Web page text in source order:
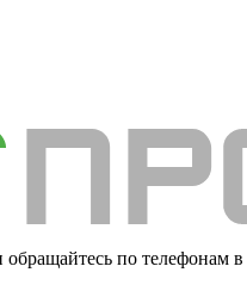
по телефонам в